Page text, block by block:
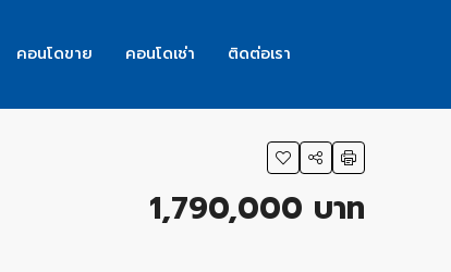
คอนโดขาย คอนโดเช่า ติดต่อเรา
1,790,000 บาท